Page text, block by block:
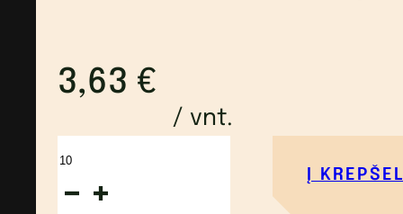
3,63 €
/ vnt.
produkto
kiekis:
Į